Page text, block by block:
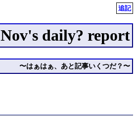
追記
Nov's daily? report
〜はぁはぁ、あと記事いくつだ？〜